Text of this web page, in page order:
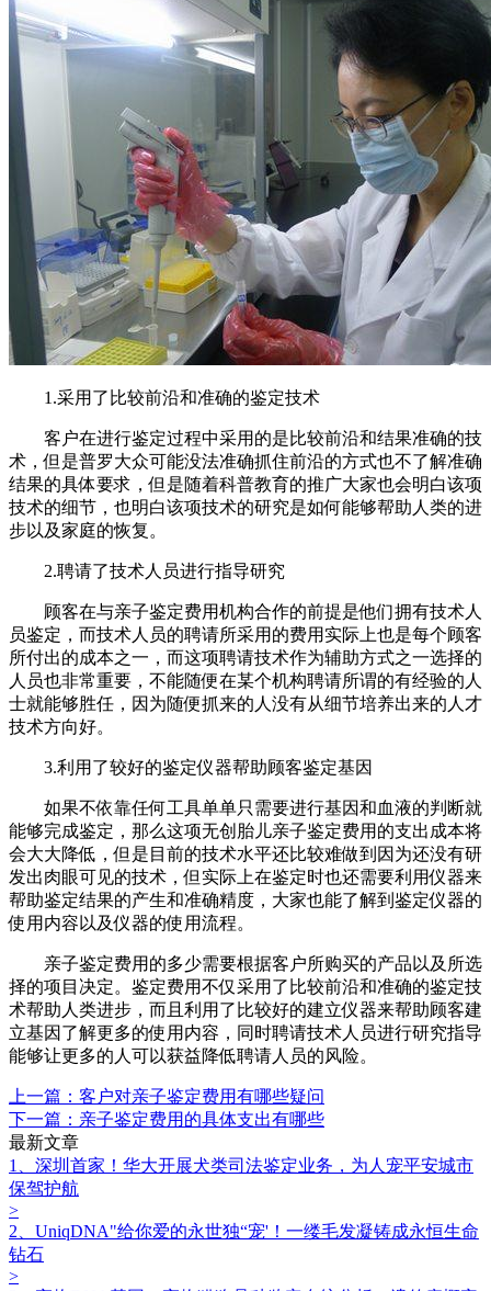
1.采用了比较前沿和准确的鉴定技术
客户在进行鉴定过程中采用的是比较前沿和结果准确的技
术，但是普罗大众可能没法准确抓住前沿的方式也不了解准确
结果的具体要求，但是随着科普教育的推广大家也会明白该项
技术的细节，也明白该项技术的研究是如何能够帮助人类的进
步以及家庭的恢复。
2.聘请了技术人员进行指导研究
顾客在与亲子鉴定费用机构合作的前提是他们拥有技术人
员鉴定，而技术人员的聘请所采用的费用实际上也是每个顾客
所付出的成本之一，而这项聘请技术作为辅助方式之一选择的
人员也非常重要，不能随便在某个机构聘请所谓的有经验的人
士就能够胜任，因为随便抓来的人没有从细节培养出来的人才
技术方向好。
3.利用了较好的鉴定仪器帮助顾客鉴定基因
如果不依靠任何工具单单只需要进行基因和血液的判断就
能够完成鉴定，那么这项无创胎儿亲子鉴定费用的支出成本将
会大大降低，但是目前的技术水平还比较难做到因为还没有研
发出肉眼可见的技术，但实际上在鉴定时也还需要利用仪器来
帮助鉴定结果的产生和准确精度，大家也能了解到鉴定仪器的
使用内容以及仪器的使用流程。
亲子鉴定费用的多少需要根据客户所购买的产品以及所选
择的项目决定。鉴定费用不仅采用了比较前沿和准确的鉴定技
术帮助人类进步，而且利用了比较好的建立仪器来帮助顾客建
立基因了解更多的使用内容，同时聘请技术人员进行研究指导
能够让更多的人可以获益降低聘请人员的风险。
上一篇：客户对亲子鉴定费用有哪些疑问
下一篇：亲子鉴定费用的具体支出有哪些
最新文章
1、深圳首家！华大开展犬类司法鉴定业务，为人宠平安城市
保驾护航
>
2、UniqDNA"给你爱的永世独“宠'！一缕毛发凝铸成永恒生命
钻石
>